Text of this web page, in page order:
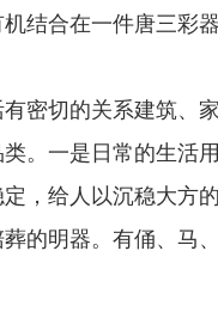
结合在一件唐三彩
切的关系建筑、
。一是日常的生活
，给人以沉稳大方
的明器。有俑、马